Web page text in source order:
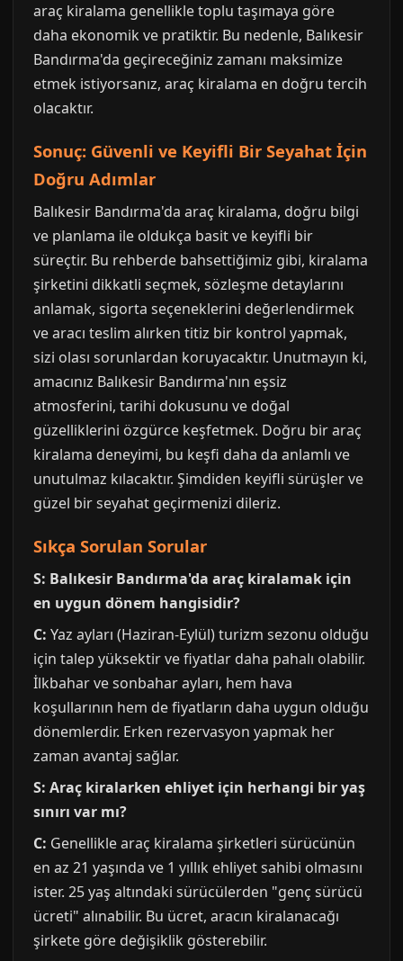
araç kiralama genellikle toplu taşımaya göre
daha ekonomik ve pratiktir. Bu nedenle, Balıkesir
Bandırma'da geçireceğiniz zamanı maksimize
etmek istiyorsanız, araç kiralama en doğru tercih
olacaktır.
Sonuç: Güvenli ve Keyifli Bir Seyahat İçin
Doğru Adımlar
Balıkesir Bandırma'da araç kiralama, doğru bilgi
ve planlama ile oldukça basit ve keyifli bir
süreçtir. Bu rehberde bahsettiğimiz gibi, kiralama
şirketini dikkatli seçmek, sözleşme detaylarını
anlamak, sigorta seçeneklerini değerlendirmek
ve aracı teslim alırken titiz bir kontrol yapmak,
sizi olası sorunlardan koruyacaktır. Unutmayın ki,
amacınız Balıkesir Bandırma'nın eşsiz
atmosferini, tarihi dokusunu ve doğal
güzelliklerini özgürce keşfetmek. Doğru bir araç
kiralama deneyimi, bu keşfi daha da anlamlı ve
unutulmaz kılacaktır. Şimdiden keyifli sürüşler ve
güzel bir seyahat geçirmenizi dileriz.
Sıkça Sorulan Sorular
S: Balıkesir Bandırma'da araç kiralamak için
en uygun dönem hangisidir?
C: Yaz ayları (Haziran-Eylül) turizm sezonu olduğu
için talep yüksektir ve fiyatlar daha pahalı olabilir.
İlkbahar ve sonbahar ayları, hem hava
koşullarının hem de fiyatların daha uygun olduğu
dönemlerdir. Erken rezervasyon yapmak her
zaman avantaj sağlar.
S: Araç kiralarken ehliyet için herhangi bir yaş
sınırı var mı?
C: Genellikle araç kiralama şirketleri sürücünün
en az 21 yaşında ve 1 yıllık ehliyet sahibi olmasını
ister. 25 yaş altındaki sürücülerden "genç sürücü
ücreti" alınabilir. Bu ücret, aracın kiralanacağı
şirkete göre değişiklik gösterebilir.